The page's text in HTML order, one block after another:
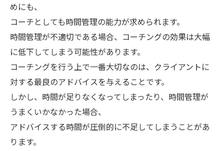
めにも、
コーチとしても時間管理の能力が求められます。
時間管理が不適切である場合、コーチングの効果は大幅
に低下してしまう可能性があります。
コーチングを行う上で一番大切なのは、クライアントに
対する最良のアドバイスを与えることです。
しかし、時間が足りなくなってしまったり、時間管理が
うまくいかなかった場合、
アドバイスする時間が圧倒的に不足してしまうことがあ
ります。